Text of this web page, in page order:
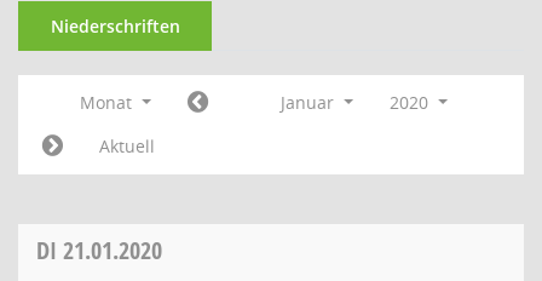
Niederschriften
Monat Januar
2020
Aktuell
DI 21.01.2020